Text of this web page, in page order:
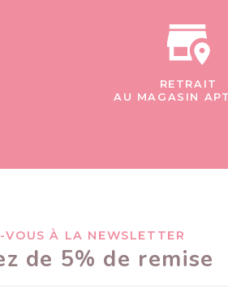
RETRAIT
AU MAGASIN
VOUS À LA NEWSLETTER
de 5% de remise